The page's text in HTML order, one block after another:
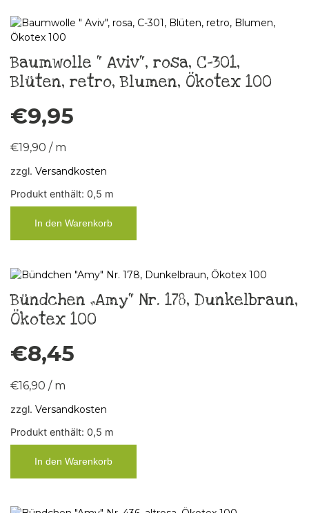
Baumwolle “ Aviv“, rosa, C-301,
Blüten, retro, Blumen, Ökotex 100
€9,95
€19,90 / m
zzgl. Versandkosten
Produkt enthält: 0,5 m
In den Warenkorb
Bündchen „Amy“ Nr. 178, Dunkelbraun,
Ökotex 100
€8,45
€16,90 / m
zzgl. Versandkosten
Produkt enthält: 0,5 m
In den Warenkorb